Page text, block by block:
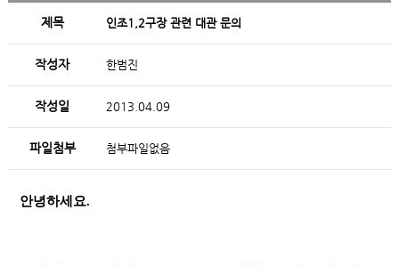
제목 인조1,2구장 관련 대관 문의
작성자 한범진
작성일 2013.04.09
파일첨부 첨부파일없음
안녕하세요.